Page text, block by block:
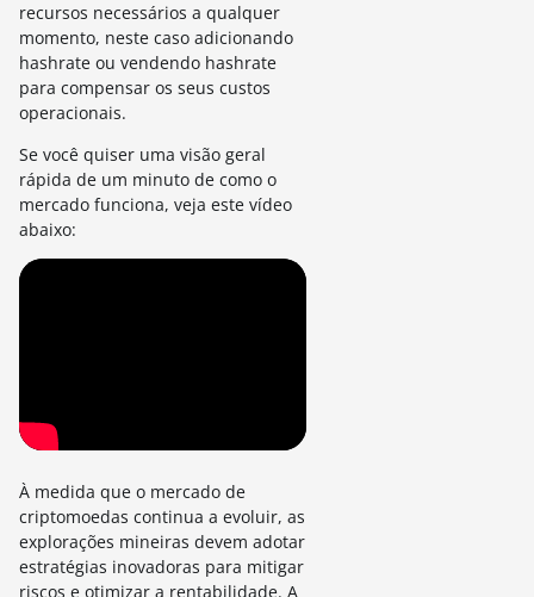
recursos necessários a qualquer
momento, neste caso adicionando
hashrate ou vendendo hashrate
para compensar os seus custos
operacionais.
Se você quiser uma visão geral
rápida de um minuto de como o
mercado funciona, veja este vídeo
abaixo:
À medida que o mercado de
criptomoedas continua a evoluir, as
explorações mineiras devem adotar
estratégias inovadoras para mitigar
riscos e otimizar a rentabilidade. A